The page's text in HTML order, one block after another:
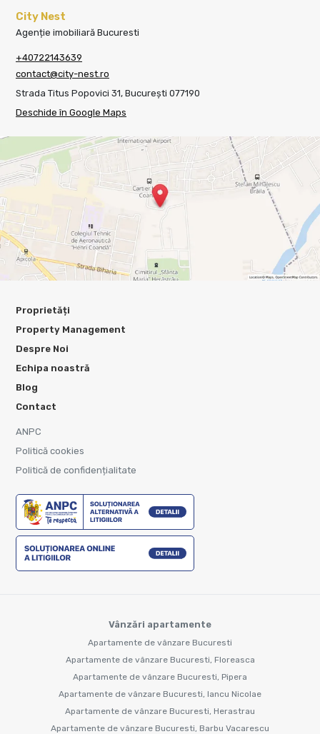
City Nest
Agenție imobiliară Bucuresti
+40722143639
contact@city-nest.ro
Strada Titus Popovici 31, București 077190
Deschide în Google Maps
Proprietăți
Property Management
Despre Noi
Echipa noastră
Blog
Contact
ANPC
Politică cookies
Politică de confidențialitate
Vânzări apartamente
Apartamente de vânzare Bucuresti
Apartamente de vânzare Bucuresti, Floreasca
Apartamente de vânzare Bucuresti, Pipera
Apartamente de vânzare Bucuresti, Iancu Nicolae
Apartamente de vânzare Bucuresti, Herastrau
Apartamente de vânzare Bucuresti, Barbu Vacarescu